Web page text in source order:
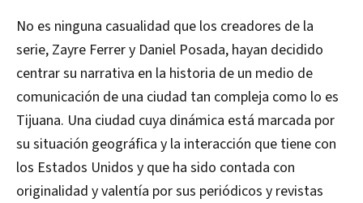
No es ninguna casualidad que los creadores de la
serie, Zayre Ferrer y Daniel Posada, hayan decidido
centrar su narrativa en la historia de un medio de
comunicación de una ciudad tan compleja como lo es
Tijuana. Una ciudad cuya dinámica está marcada por
su situación geográfica y la interacción que tiene con
los Estados Unidos y que ha sido contada con
originalidad y valentía por sus periódicos y revistas